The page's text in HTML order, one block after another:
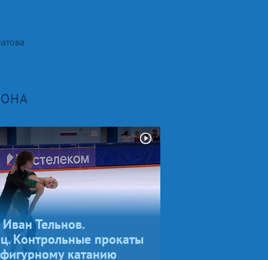
Тельнов.
Контрольные прокаты
катанию